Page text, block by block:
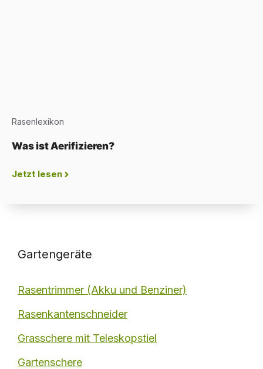
Rasenlexikon
Was ist Aerifizieren?
Jetzt lesen
Gartengeräte
Rasentrimmer (Akku und Benziner)
Rasenkantenschneider
Grasschere mit Teleskopstiel
Gartenschere